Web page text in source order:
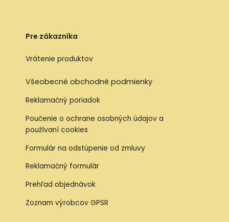
Pre zákazníka
Vrátenie produktov
Všeobecné obchodné podmienky
Reklamačný poriadok
Poučenie o ochrane osobných údajov a
používaní cookies
Formulár na odstúpenie od zmluvy
Reklamačný formulár
Prehľad objednávok
Zoznam výrobcov GPSR